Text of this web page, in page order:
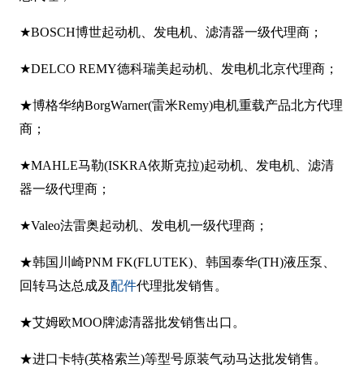
★BOSCH博世起动机、发电机、滤清器一级代理商；
★DELCO REMY德科瑞美起动机、发电机北京代理商；
★博格华纳BorgWarner(雷米Remy)电机重载产品北方代理
商；
★MAHLE马勒(ISKRA依斯克拉)起动机、发电机、滤清
器一级代理商；
★Valeo法雷奥起动机、发电机一级代理商；
★韩国川崎PNM FK(FLUTEK)、韩国泰华(TH)液压泵、
回转马达总成及配件代理批发销售。
★艾姆欧MOO牌滤清器批发销售出口。
★进口卡特(英格索兰)等型号原装气动马达批发销售。